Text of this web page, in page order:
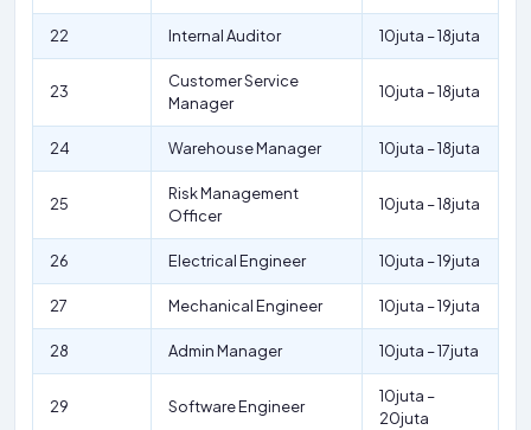
22 Internal Auditor 10juta – 18juta
23
Customer Service
Manager
10juta – 18juta
24 Warehouse Manager 10juta – 18juta
25
Risk Management
Officer
10juta – 18juta
26 Electrical Engineer 10juta – 19juta
27 Mechanical Engineer 10juta – 19juta
28 Admin Manager 10juta – 17juta
29 Software Engineer
10juta –
20juta